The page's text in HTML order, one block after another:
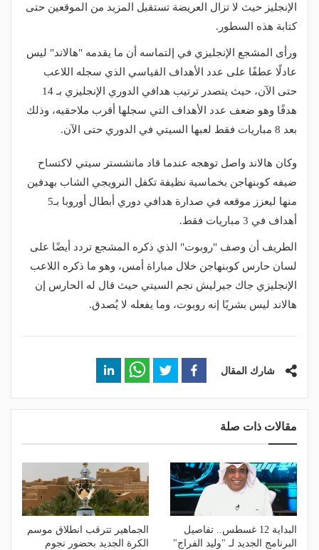
الإنجليز حيث لا تزال العريضة تستقبل المزيد من الموقعين حتى
كتابة هذه السطور.
ورأى المشجع الإنجليزي في إلتماسه أن ما يقدمه "هالاند" ليس
عادلًا عطفًا على عدد الأهداف القياسي الذي سجله اللاعب
حتى الآن، حيث يتصدر ترتيب هدافي الدوري الإنجليزي بـ 14
هدفًا وهو ضعف عدد الأهداف التي سجلها أقرب ملاحقيه، وذلك
بعد 8 مباريات فقط لعبها السيتي في الدوري حتى الآن.
وكان هالاند واصل توهجه عندما قاد مانشستر سيتي لاكتساح
ضيفه كوبنهاجن بخماسية نظيفة تكفل النرويجي الشاب بهدفين
منها ليعزز موقعه في صدارة هدافي دوري أبطال أوروبا بـ5
أهداف في 3 مباريات فقط.
الطريف أن وصف "روبوت" الذي ذكره المشجع تردد أيضًا على
لسان حارس كوبنهاجن خلال مباراة أمس، وهو ما ذكره اللاعب
الإنجليزي جاك جيرليش نجم السيتي حيث قال له الحارس إن
هالاند ليس بشريًا إنه روبوت، وما يفعله لا يُصدق.
شارك المقال
مقالات ذات صلة
البداية 12 غسطس.. تفاصيل
البرنامج الجديد لـ "وليد الفراج"
الجماهير تترقب انطلاق موسم
الكرة الجديد بحضور نجوم